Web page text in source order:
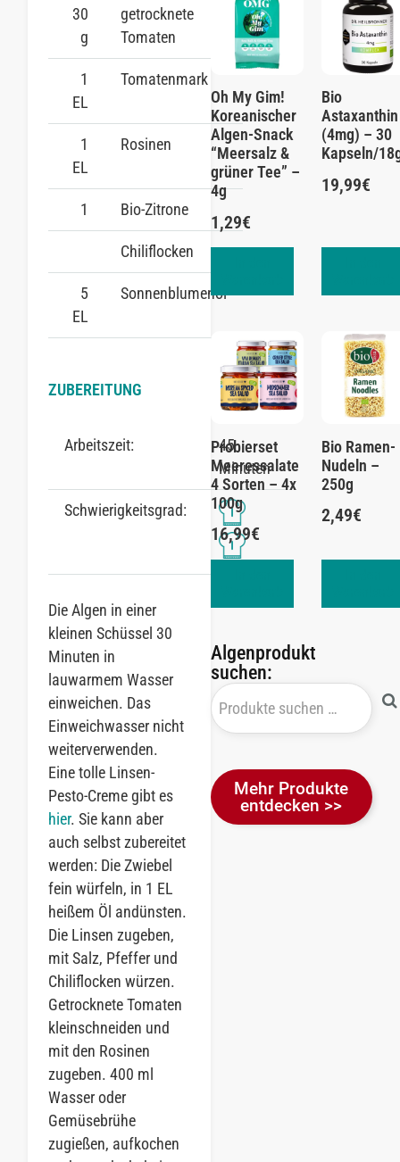
30
g
getrocknete
Tomaten
1
EL
Tomatenmark
1
EL
Rosinen
1 Bio-Zitrone
Chiliflocken
5
EL
Sonnenblumenöl
ZUBEREITUNG
Arbeitszeit:
45
Minuten
Schwierigkeitsgrad:
Die Algen in einer
kleinen Schüssel 30
Minuten in
lauwarmem Wasser
einweichen. Das
Einweichwasser nicht
weiterverwenden.
Eine tolle Linsen-
Pesto-Creme gibt es
hier. Sie kann aber
auch selbst zubereitet
werden: Die Zwiebel
fein würfeln, in 1 EL
heißem Öl andünsten.
Die Linsen zugeben,
mit Salz, Pfeffer und
Chiliflocken würzen.
Getrocknete Tomaten
kleinschneiden und
mit den Rosinen
zugeben. 400 ml
Wasser oder
Gemüsebrühe
zugießen, aufkochen
Oh My Gim!
Koreanischer
Algen-Snack
“Meersalz &
grüner Tee” –
4g
1,29€
Bio
Astaxanthin
(4mg) – 30
Kapseln/
19,99€
Probierset
Meeressalate
4 Sorten – 4x
100g
16,99€
Bio Ramen-
Nudeln –
250g
2,49€
Algenprodukt
suchen:
Mehr Produkte
entdecken >>